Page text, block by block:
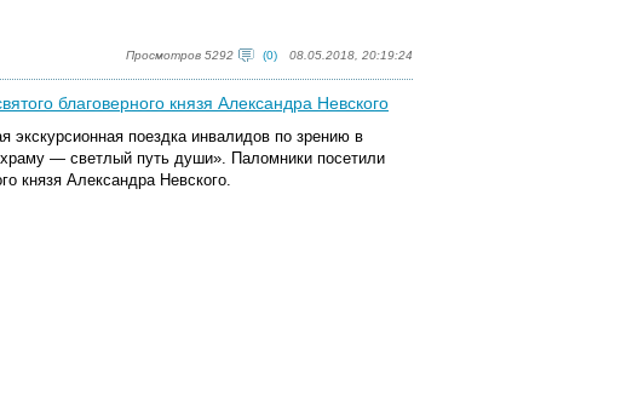
Просмотров 5292 (0) 08.05.2018, 20:19:24
благоверного князя Александра Невского
экскурсионная поездка инвалидов по зрению в
храму — светлый путь души». Паломники посетили
князя Александра Невского.